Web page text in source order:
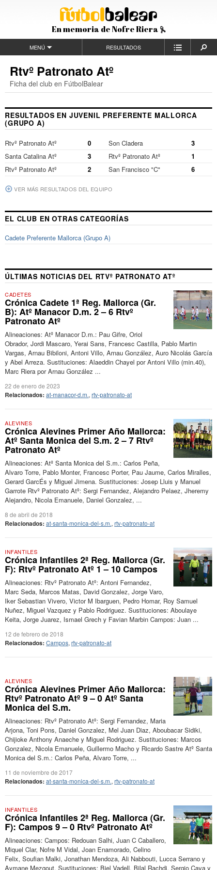
En memoria de Nofre Riera
MENÚ RESULTADOS
Rtvº Patronato Atº
Ficha del club en FútbolBalear
RESULTADOS EN JUVENIL PREFERENTE MALLORCA
(GRUPO A)
Rtvº Patronato Atº 0 Son Cladera
3
Santa Catalina Atº
3 Rtvº Patronato Atº
1
Rtvº Patronato Atº
2 San Francisco "C" 6
VER MÁS RESULTADOS DEL EQUIPO
EL CLUB EN OTRAS CATEGORÍAS
Cadete Preferente Mallorca (Grupo A)
ÚLTIMAS NOTICIAS DEL RTVº PATRONATO ATº
CADETES
Crónica Cadete 1ª Reg. Mallorca (Gr.
B): Atº Manacor D.m. 2 – 6 Rtvº
Patronato Atº
Alineaciones: Atº Manacor D.m.: Pau Gifre, Oriol
Obrador, Jordi Mascaro, Yerai Sans, Francesc Castilla, Pablo Martin
Vargas, Arnau Bibiloni, Antoni Villo, Arnau González, Auro Nicolás García
y Abel Arreza. Sustituciones: Alaeddin Chayel por Antoni Villo (min.40),
Marc Riera por Arnau González ...
22 de enero de 2023
Relacionados: at-manacor-d.m., rtv-patronato-at
ALEVINES
Crónica Alevines Primer Año Mallorca:
Atº Santa Monica del S.m. 2 – 7 Rtvº
Patronato Atº
Alineaciones: Atº Santa Monica del S.m.: Carlos Peña,
Alvaro Torre, Pablo Monter, Francesc Porter, Pau Jaume, Carlos Miralles,
Gerard GarcÉs y Miguel Jimena. Sustituciones: Josep Lluis y Manuel
Garrote Rtvº Patronato Atº: Sergi Fernandez, Alejandro Pelaez, Jheremy
Alejandro, Nicola Emanuele, Daniel Gonzalez, ...
8 de abril de 2018
Relacionados: at-santa-monica-del-s.m., rtv-patronato-at
INFANTILES
Crónica Infantiles 2ª Reg. Mallorca (Gr.
F): Rtvº Patronato Atº 1 – 10 Campos
Alineaciones: Rtvº Patronato Atº: Antoni Fernandez,
Marc Seda, Marcos Matas, David Gonzalez, Jorge Varo,
Iker Sebastian Vivero, Victor M Ibarguen, Pedro Homar, Roy Samuel
Nuñez, Miguel Vazquez y Pablo Rodriguez. Sustituciones: Aboulaye
Keita, Jorge Juarez, Ismael Grech y Favian Marbin Campos: Juan ...
12 de febrero de 2018
Relacionados: Campos, rtv-patronato-at
ALEVINES
Crónica Alevines Primer Año Mallorca:
Rtvº Patronato Atº 9 – 0 Atº Santa
Monica del S.m.
Alineaciones: Rtvº Patronato Atº: Sergi Fernandez, Maria
Arjona, Toni Pons, Daniel Gonzalez, Mel Juan Diaz, Aboubacar Sidiki,
Chijioke Anthony Anaeche y Miguel Rodriguez. Sustituciones: Marcos
Gonzalez, Nicola Emanuele, Guillermo Macho y Ricardo Sastre Atº Santa
Monica del S.m.: Carlos Peña, Alvaro Torre, ...
11 de noviembre de 2017
Relacionados: at-santa-monica-del-s.m., rtv-patronato-at
INFANTILES
Crónica Infantiles 2ª Reg. Mallorca (Gr.
F): Campos 9 – 0 Rtvº Patronato Atº
Alineaciones: Campos: Redouan Salhi, Juan C Caballero,
Miquel Clar, Nofre M Vidal, Joan Enamorado, Celino
Felix, Soufian Malki, Jonathan Mendoza, Ali Nabbouti, Lucca Serrano y
Aymane Mezgout. Sustituciones: Biel Vadell, Bilal Rachdi, Sergio Cava y